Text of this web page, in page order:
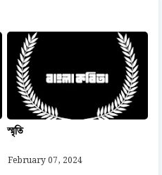
স্মৃতি
February 07, 2024